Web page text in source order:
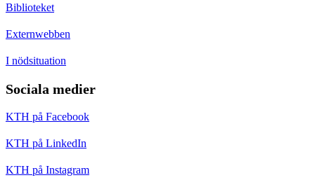
Biblioteket
Externwebben
I nödsituation
Sociala medier
KTH på Facebook
KTH på LinkedIn
KTH på Instagram